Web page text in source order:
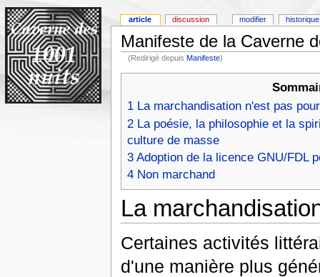
Manifeste de la Caverne
(Redirigé depuisManifeste)
1 La marchandisation n'est pas
2 La poésie, la philosophie et la
culture de masse
3 Adoption de la licence GNU/FDL
4 Non marchand
La
Certaines activités
d'une manière plus
article discussion modifier historique